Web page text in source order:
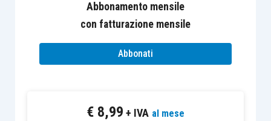
È a tal fine necessario far riferimento al
dichiarare se fosse risultata di comodo.
tipologie dibenile relative
Abbonamento mensile
con fatturazione mensile
Abbonati
€ 8,99 + IVA al mese